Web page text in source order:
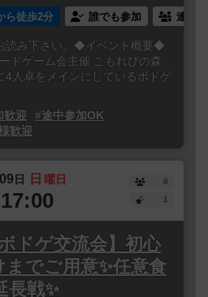
ら徒歩2分 誰でも参加 連れ
読み下さい。◆イベント概要◆
ドゲーム会主催 こもれびの森
4人卓をメインにしているボドゲ
歓迎
#途中参加OK
歓迎
09日 日 曜日
8
1
ドゲ交流会】初心
でご用意✨任意食
長戦✨